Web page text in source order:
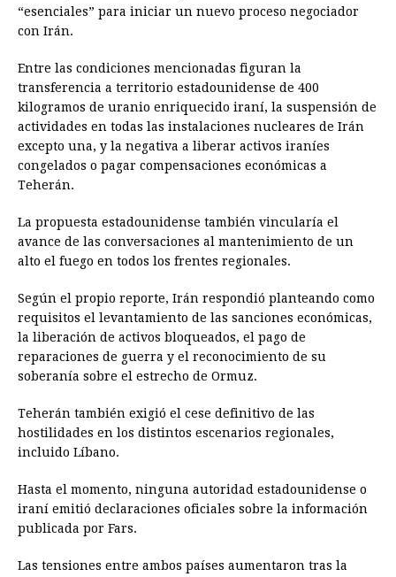
“esenciales” para iniciar un nuevo proceso negociador
con Irán.
Entre las condiciones mencionadas figuran la
transferencia a territorio estadounidense de 400
kilogramos de uranio enriquecido iraní, la suspensión de
actividades en todas las instalaciones nucleares de Irán
excepto una, y la negativa a liberar activos iraníes
congelados o pagar compensaciones económicas a
Teherán.
La propuesta estadounidense también vincularía el
avance de las conversaciones al mantenimiento de un
alto el fuego en todos los frentes regionales.
Según el propio reporte, Irán respondió planteando como
requisitos el levantamiento de las sanciones económicas,
la liberación de activos bloqueados, el pago de
reparaciones de guerra y el reconocimiento de su
soberanía sobre el estrecho de Ormuz.
Teherán también exigió el cese definitivo de las
hostilidades en los distintos escenarios regionales,
incluido Líbano.
Hasta el momento, ninguna autoridad estadounidense o
iraní emitió declaraciones oficiales sobre la información
publicada por Fars.
Las tensiones entre ambos países aumentaron tras la